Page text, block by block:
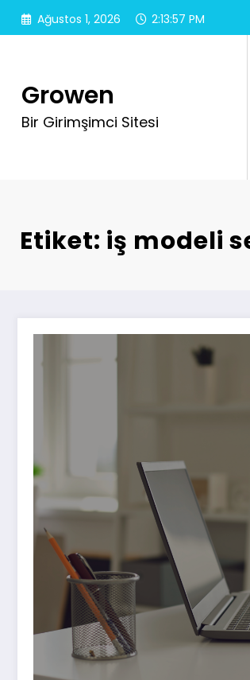
İçeriğe
atla
Ağustos 1, 2026 2:13:58 PM
Growen
Bir Girimşimci Sitesi
Etiket: iş modeli